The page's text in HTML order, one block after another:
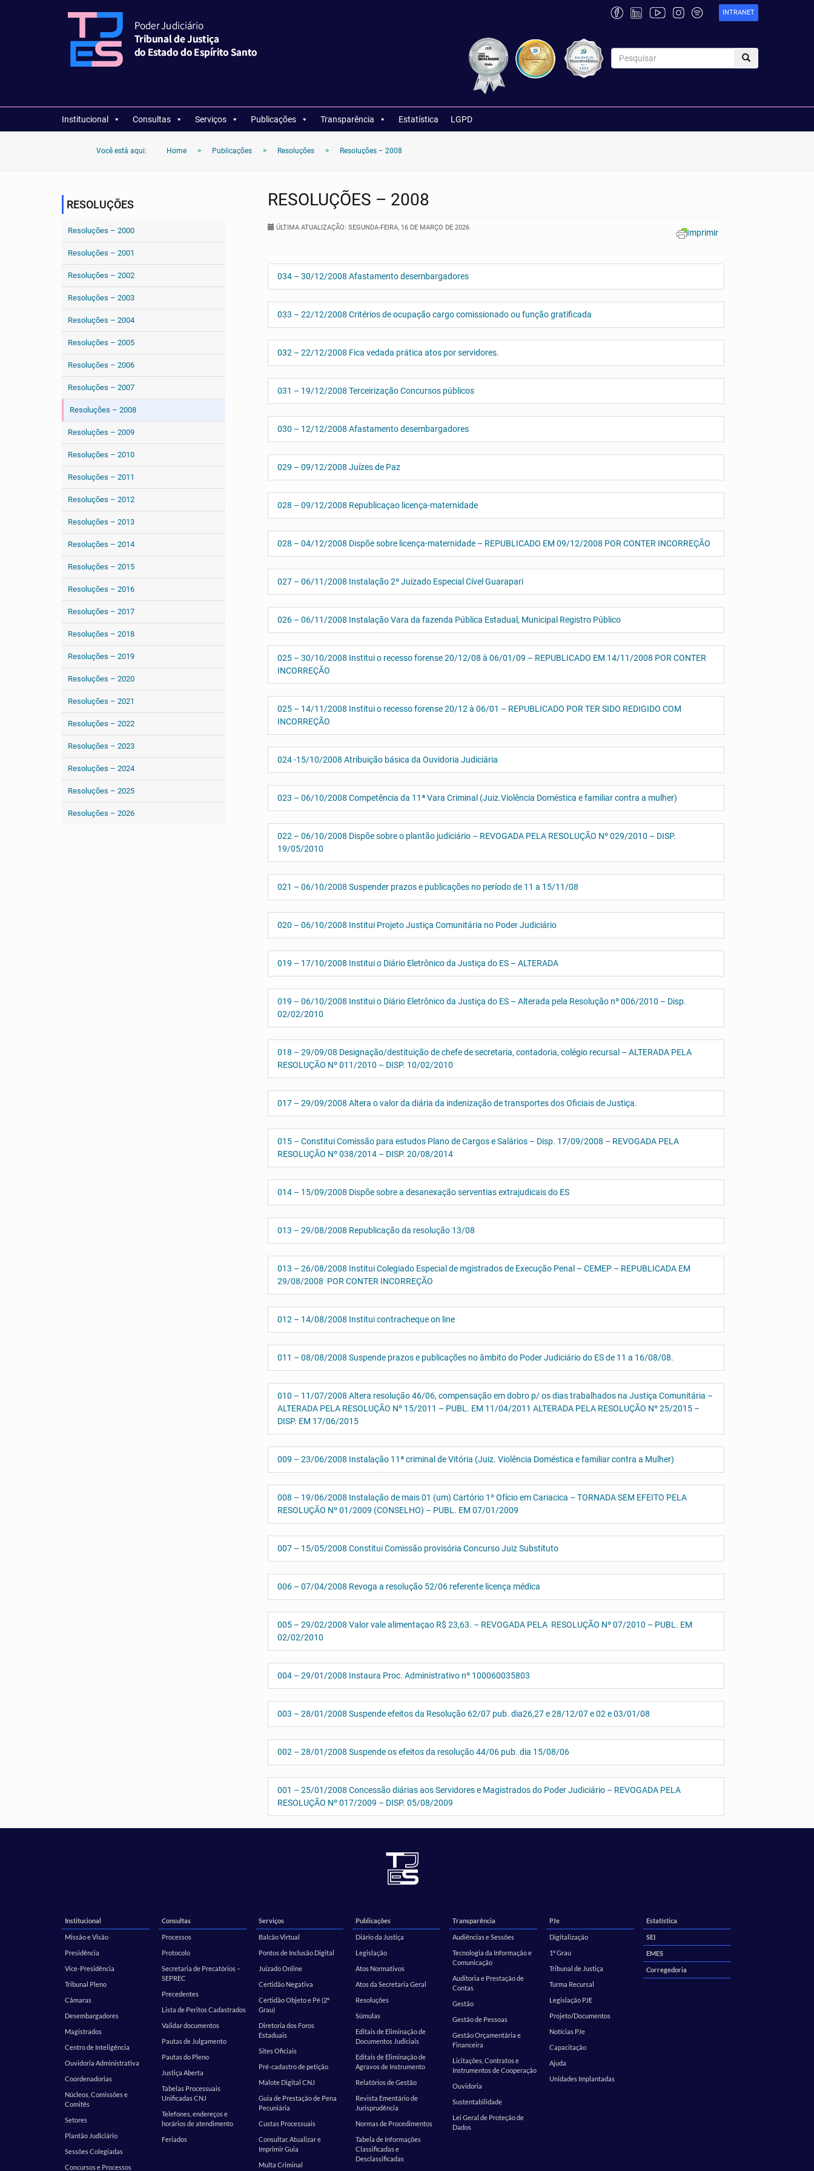
INTRANET
Institucional Consultas Serviços Publicações Transparência Estatística LGPD
Você está aqui: Home > Publicações > Resoluções > Resoluções – 2008
RESOLUÇÕES
Resoluções – 2000
Resoluções – 2001
Resoluções – 2002
Resoluções – 2003
Resoluções – 2004
Resoluções – 2005
Resoluções – 2006
Resoluções – 2007
Resoluções – 2008
Resoluções – 2009
Resoluções – 2010
Resoluções – 2011
Resoluções – 2012
Resoluções – 2013
Resoluções – 2014
Resoluções – 2015
Resoluções – 2016
Resoluções – 2017
Resoluções – 2018
Resoluções – 2019
Resoluções – 2020
Resoluções – 2021
Resoluções – 2022
Resoluções – 2023
Resoluções – 2024
Resoluções – 2025
Resoluções – 2026
RESOLUÇÕES – 2008
Imprimir
ÚLTIMA ATUALIZAÇÃO: SEGUNDA-FEIRA, 16 DE MARÇO DE 2026
034 – 30/12/2008 Afastamento desembargadores
033 – 22/12/2008 Critérios de ocupação cargo comissionado ou função gratificada
032 – 22/12/2008 Fica vedada prática atos por servidores.
031 – 19/12/2008 Terceirização Concursos públicos
030 – 12/12/2008 Afastamento desembargadores
029 – 09/12/2008 Juízes de Paz
028 – 09/12/2008 Republicaçao licença-maternidade
028 – 04/12/2008 Dispõe sobre licença-maternidade – REPUBLICADO EM 09/12/2008 POR CONTER INCORREÇÃO
027 – 06/11/2008 Instalação 2º Juizado Especial Cível Guarapari
026 – 06/11/2008 Instalação Vara da fazenda Pública Estadual, Municipal Registro Público
025 – 30/10/2008 Institui o recesso forense 20/12/08 à 06/01/09 – REPUBLICADO EM 14/11/2008 POR CONTER
INCORREÇÃO
025 – 14/11/2008 Institui o recesso forense 20/12 à 06/01 – REPUBLICADO POR TER SIDO REDIGIDO COM
INCORREÇÃO
024 -15/10/2008 Atribuição básica da Ouvidoria Judiciária
023 – 06/10/2008 Competência da 11ª Vara Criminal (Juiz.Violência Doméstica e familiar contra a mulher)
022 – 06/10/2008 Dispõe sobre o plantão judiciário – REVOGADA PELA RESOLUÇÃO Nº 029/2010 – DISP.
19/05/2010
021 – 06/10/2008 Suspender prazos e publicações no período de 11 a 15/11/08
020 – 06/10/2008 Institui Projeto Justiça Comunitária no Poder Judiciário
019 – 17/10/2008 Institui o Diário Eletrônico da Justiça do ES – ALTERADA
019 – 06/10/2008 Institui o Diário Eletrônico da Justiça do ES – Alterada pela Resolução nº 006/2010 – Disp.
02/02/2010
018 – 29/09/08 Designação/destituição de chefe de secretaria, contadoria, colégio recursal – ALTERADA PELA
RESOLUÇÃO Nº 011/2010 – DISP. 10/02/2010
017 – 29/09/2008 Altera o valor da diária da indenização de transportes dos Oficiais de Justiça.
015 – Constitui Comissão para estudos Plano de Cargos e Salários – Disp. 17/09/2008 – REVOGADA PELA
RESOLUÇÃO Nº 038/2014 – DISP. 20/08/2014
014 – 15/09/2008 Dispõe sobre a desanexação serventias extrajudicais do ES
013 – 29/08/2008 Republicação da resolução 13/08
013 – 26/08/2008 Institui Colegiado Especial de mgistrados de Execução Penal – CEMEP – REPUBLICADA EM
29/08/2008 POR CONTER INCORREÇÃO
012 – 14/08/2008 Institui contracheque on line
011 – 08/08/2008 Suspende prazos e publicações no âmbito do Poder Judiciário do ES de 11 a 16/08/08.
010 – 11/07/2008 Altera resolução 46/06, compensação em dobro p/ os dias trabalhados na Justiça Comunitária –
ALTERADA PELA RESOLUÇÃO Nº 15/2011 – PUBL. EM 11/04/2011 ALTERADA PELA RESOLUÇÃO Nº 25/2015 –
DISP. EM 17/06/2015
009 – 23/06/2008 Instalação 11ª criminal de Vitória (Juiz. Violência Doméstica e familiar contra a Mulher)
008 – 19/06/2008 Instalação de mais 01 (um) Cartório 1º Ofício em Cariacica – TORNADA SEM EFEITO PELA
RESOLUÇÃO Nº 01/2009 (CONSELHO) – PUBL. EM 07/01/2009
007 – 15/05/2008 Constitui Comissão provisória Concurso Juiz Substituto
006 – 07/04/2008 Revoga a resolução 52/06 referente licença médica
005 – 29/02/2008 Valor vale alimentaçao R$ 23,63. – REVOGADA PELA RESOLUÇÃO Nº 07/2010 – PUBL. EM
02/02/2010
004 – 29/01/2008 Instaura Proc. Administrativo nº 100060035803
003 – 28/01/2008 Suspende efeitos da Resolução 62/07 pub. dia26,27 e 28/12/07 e 02 e 03/01/08
002 – 28/01/2008 Suspende os efeitos da resolução 44/06 pub. dia 15/08/06
001 – 25/01/2008 Concessão diárias aos Servidores e Magistrados do Poder Judiciário – REVOGADA PELA
RESOLUÇÃO Nº 017/2009 – DISP. 05/08/2009
Institucional
Missão e Visão
Presidência
Vice-Presidência
Tribunal Pleno
Câmaras
Desembargadores
Magistrados
Centro de Inteligência
Ouvidoria Administrativa
Coordenadorias
Núcleos, Comissões e
Comitês
Setores
Plantão Judiciário
Sessões Colegiadas
Concursos e Processos
Consultas
Processos
Protocolo
Secretaria de Precatórios –
SEPREC
Precedentes
Lista de Peritos Cadastrados
Validar documentos
Pautas de Julgamento
Pautas do Pleno
Justiça Aberta
Tabelas Processuais
Unificadas CNJ
Telefones, endereços e
horários de atendimento
Feriados
Serviços
Balcão Virtual
Pontos de Inclusão Digital
Juizado Online
Certidão Negativa
Certidão Objeto e Pé (2º
Grau)
Diretoria dos Foros
Estaduais
Sites Oficiais
Pré-cadastro de petição
Malote Digital CNJ
Guia de Prestação de Pena
Pecuniária
Custas Processuais
Consultar, Atualizar e
Imprimir Guia
Multa Criminal
Publicações
Diário da Justiça
Legislação
Atos Normativos
Atos da Secretaria Geral
Resoluções
Súmulas
Editais de Eliminação de
Documentos Judiciais
Editais de Eliminação de
Agravos de Instrumento
Relatórios de Gestão
Revista Ementário de
Jurisprudência
Normas de Procedimentos
Tabela de Informações
Classificadas e
Desclassificadas
Transparência
Audiências e Sessões
Tecnologia da Informação e
Comunicação
Auditoria e Prestação de
Contas
Gestão
Gestão de Pessoas
Gestão Orçamentária e
Financeira
Licitações, Contratos e
Instrumentos de Cooperação
Ouvidoria
Sustentabilidade
Lei Geral de Proteção de
Dados
PJe
Digitalização
1º Grau
Tribunal de Justiça
Turma Recursal
Legislação PJE
Projeto/Documentos
Notícias PJe
Capacitação
Ajuda
Unidades Implantadas
Estatística
SEI
EMES
Corregedoria